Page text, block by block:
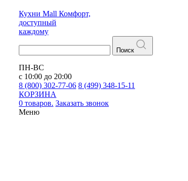
Кухни Mall Комфорт,
доступный
каждому
Поиск
ПН-ВС
с 10:00 до 20:00
8 (800) 302-77-06 8 (499) 348-15-11
КОРЗИНА
0 товаров. Заказать звонок
Меню